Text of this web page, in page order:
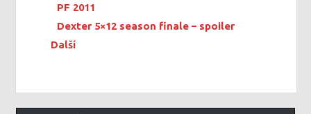
PF 2011
Dexter 5×12 season finale – spoiler
Další